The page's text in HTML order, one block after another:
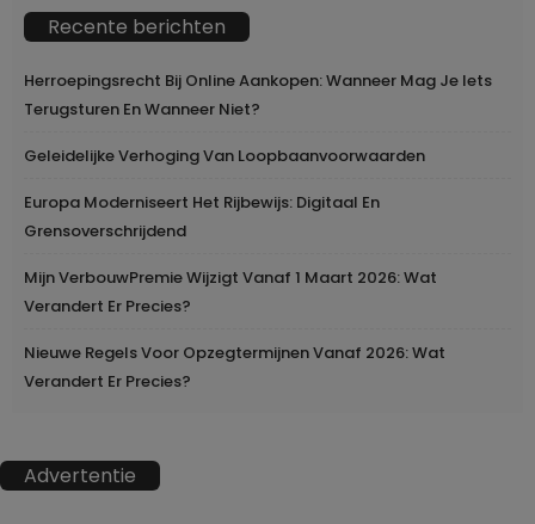
Recente berichten
Herroepingsrecht Bij Online Aankopen: Wanneer Mag Je Iets
Terugsturen En Wanneer Niet?
Geleidelijke Verhoging Van Loopbaanvoorwaarden
Europa Moderniseert Het Rijbewijs: Digitaal En
Grensoverschrijdend
Mijn VerbouwPremie Wijzigt Vanaf 1 Maart 2026: Wat
Verandert Er Precies?
Nieuwe Regels Voor Opzegtermijnen Vanaf 2026: Wat
Verandert Er Precies?
Advertentie